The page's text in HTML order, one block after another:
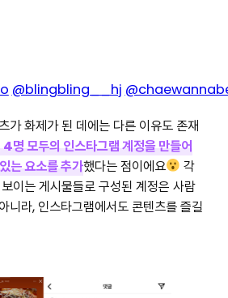
@blingbling__hj
가 화제가 된 데에는 다른 이유도 존재
4명 모두의 인스타그램 계정을 만들어
는 요소를 추가했다는 점이에요
각
이는 게시물들로 구성된 계정은 사람
니라, 인스타그램에서도 콘텐츠를 즐길